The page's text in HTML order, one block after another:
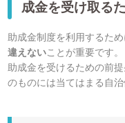
成金を受け取る
助成金制度を利用するた
違えないことが重要です。
助成金を受けるための前
のものには当てはまる自